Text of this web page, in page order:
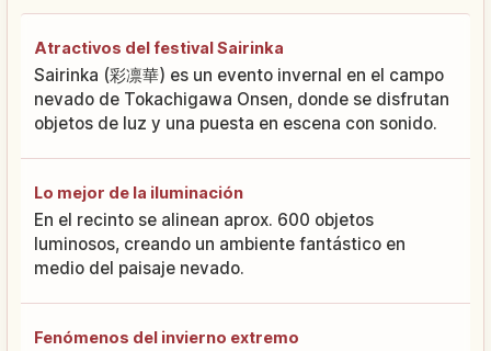
Atractivos del festival Sairinka
Sairinka (彩凛華) es un evento invernal en el campo
nevado de Tokachigawa Onsen, donde se disfrutan
objetos de luz y una puesta en escena con sonido.
Lo mejor de la iluminación
En el recinto se alinean aprox. 600 objetos
luminosos, creando un ambiente fantástico en
medio del paisaje nevado.
Fenómenos del invierno extremo